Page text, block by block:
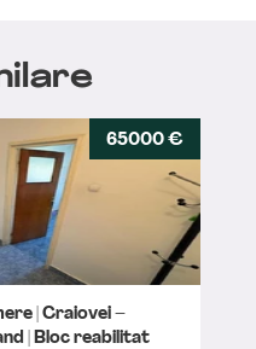
65000 €
| Craiovei –
| Bloc reabilitat